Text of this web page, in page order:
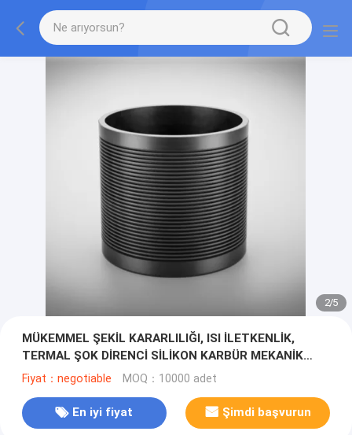
2/5
MÜKEMMEL ŞEKİL KARARLILIĞI, ISI İLETKENLİK,
TERMAL ŞOK DİRENCİ SİLİKON KARBÜR MEKANİK
SIZDIRMAZLIK
Fiyat：negotiable MOQ：10000 adet
En iyi fiyat Şimdi başvurun